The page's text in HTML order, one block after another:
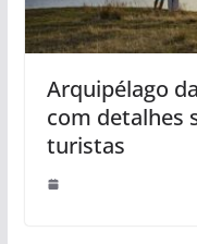
Arquipélago
com detalhes
turistas